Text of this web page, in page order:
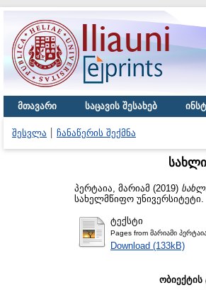
მთავარი საცავის შესახებ
შესვლა ჩანაწერის შექმნა
პერტაია, მარიამ (2019)
სახელმწიფო უნივერსიტეტი.
ტექსტი
Pages from მარიამი
Download (133kB)
ობიექტის